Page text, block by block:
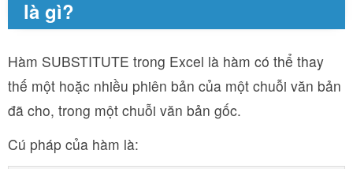
là gì?
Hàm SUBSTITUTE trong Excel là hàm có thể thay
thế một hoặc nhiều phiên bản của một chuỗi văn bản
đã cho, trong một chuỗi văn bản gốc.
Cú pháp của hàm là: